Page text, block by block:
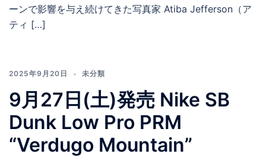
ーンで影響を与え続けてきた写真家 Atiba Jefferson（ア
ティ […]
2025年9月20日 未分類
9月27日(土)発売 Nike SB
Dunk Low Pro PRM
“Verdugo Mountain”